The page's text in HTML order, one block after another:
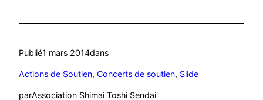
Publié1 mars 2014dans
Actions de Soutien, Concerts de soutien, Slide
parAssociation Shimai Toshi Sendai